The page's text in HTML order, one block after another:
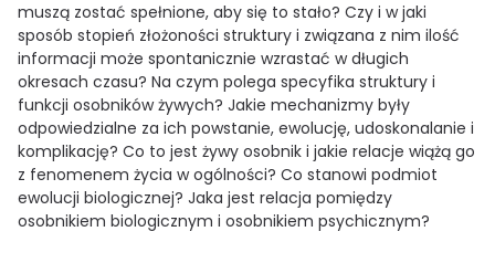
muszą zostać spełnione, aby się to stało? Czy i w jaki
sposób stopień złożoności struktury i związana z nim ilość
informacji może spontanicznie wzrastać w długich
okresach czasu? Na czym polega specyfika struktury i
funkcji osobników żywych? Jakie mechanizmy były
odpowiedzialne za ich powstanie, ewolucję, udoskonalanie i
komplikację? Co to jest żywy osobnik i jakie relacje wiążą go
z fenomenem życia w ogólności? Co stanowi podmiot
ewolucji biologicznej? Jaka jest relacja pomiędzy
osobnikiem biologicznym i osobnikiem psychicznym?